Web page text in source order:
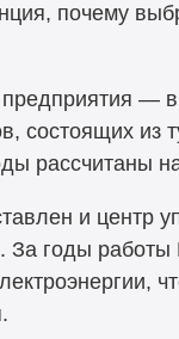
почему
— в
состоящих из
рассчитаны
и центр
За годы работы